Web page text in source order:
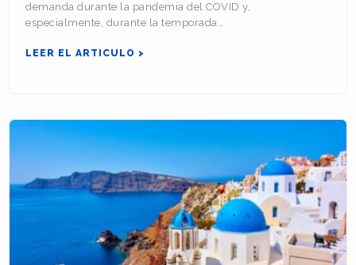
demanda durante la pandemia del COVID y,
especialmente, durante la temporada…
LEER EL ARTICULO >